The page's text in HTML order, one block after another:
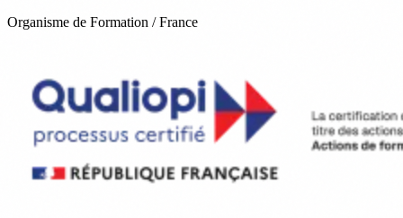
Organisme de Formation / France